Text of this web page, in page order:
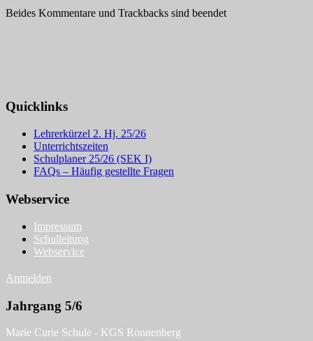
Beides Kommentare und Trackbacks sind beendet
Quicklinks
Lehrerkürzel 2. Hj. 25/26
Unterrichtszeiten
Schulplaner 25/26 (SEK I)
FAQs – Häufig gestellte Fragen
Webservice
Impressum
Schulleitung
Webservice
Anmelden
Jahrgang 5/6
Marie Curie Schule - KGS Ronnenberg